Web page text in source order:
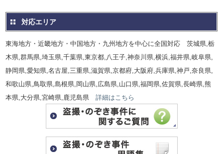
対応エリア
東海地方・近畿地方・中国地方・九州地方を中心に全国対応 茨城県,栃
木県,群馬県,埼玉県,千葉県,東京都,八王子,神奈川県,横浜,福井県,岐阜県,
静岡県,愛知県,名古屋,三重県,滋賀県,京都府,大阪府,兵庫県,神戸,奈良県,
和歌山県,鳥取県,島根県,岡山県,広島県,山口県,福岡県,佐賀県,長崎県,熊
本県,大分県,宮崎県,鹿児島県詳細はこちら